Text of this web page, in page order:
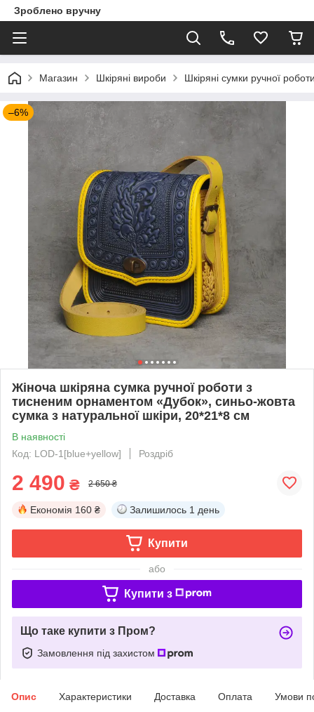
Зроблено вручну
Магазин Шкіряні вироби Шкіряні сумки ручної
–6%
Жіноча шкіряна сумка ручної роботи з
тисненим орнаментом «Дубок», синьо-жовта
сумка з натуральної шкіри, 20*21*8 см
В наявності
Код: LOD-1[blue+yellow]
Роздріб
2 490 ₴ 2 650 ₴
Економія 160 ₴ Залишилось 1 день
Купити
або
Купити з
Що таке купити з Пром?
Замовлення під захистом
Опис Характеристики Доставка Оплата Умови